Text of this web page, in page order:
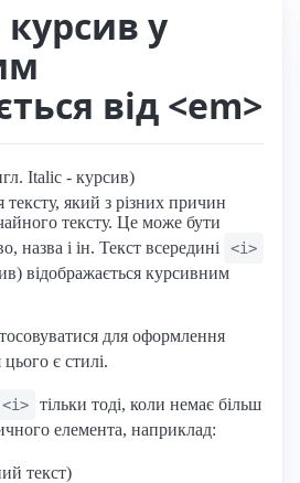
у
від <em>
Italic - курсив)
тексту, який з різних причин
тексту. Це може бути
назва і ін. Текст всередині
<i>
відображається курсивним
для оформлення
є стилі.
<i>
тільки тоді, коли немає більш
елемента, наприклад:
текст)